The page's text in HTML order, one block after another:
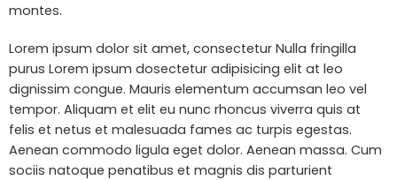
montes.
Lorem ipsum dolor sit amet, consectetur Nulla fringilla
purus Lorem ipsum dosectetur adipisicing elit at leo
dignissim congue. Mauris elementum accumsan leo vel
tempor. Aliquam et elit eu nunc rhoncus viverra quis at
felis et netus et malesuada fames ac turpis egestas.
Aenean commodo ligula eget dolor. Aenean massa. Cum
sociis natoque penatibus et magnis dis parturient